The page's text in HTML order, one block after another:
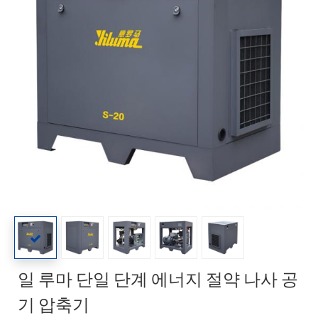
일 루마 단일 단계 에너지 절약 나사 공
기 압축기